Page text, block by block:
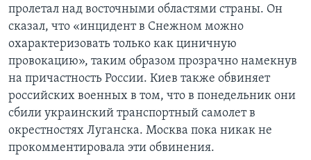
пролетал над восточными областями страны. Он
сказал, что «инцидент в Снежном можно
охарактеризовать только как циничную
провокацию», таким образом прозрачно намекнув
на причастность России. Киев также обвиняет
российских военных в том, что в понедельник они
сбили украинский транспортный самолет в
окрестностях Луганска. Москва пока никак не
прокомментировала эти обвинения.